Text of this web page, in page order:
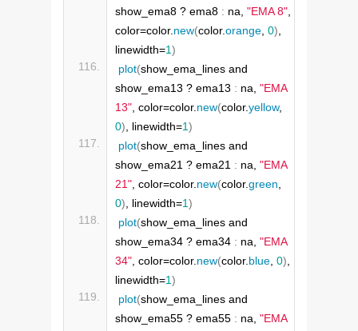
show_ema8 ? ema8 : na, "EMA 8",
color=color.new(color.orange, 0),
linewidth=1)
plot(show_ema_lines and
show_ema13 ? ema13 : na, "EMA
13", color=color.new(color.yellow
0), linewidth=1)
plot(show_ema_lines and
show_ema21 ? ema21 : na, "EMA
21", color=color.new(color.green
0), linewidth=1)
plot(show_ema_lines and
show_ema34 ? ema34 : na, "EMA
34", color=color.new(color.blue, 0),
linewidth=1)
plot(show_ema_lines and
show_ema55 ? ema55 : na, "EMA